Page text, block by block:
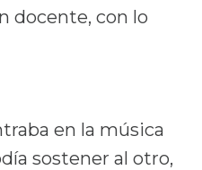
docente, con lo
en la música
sostener al otro,